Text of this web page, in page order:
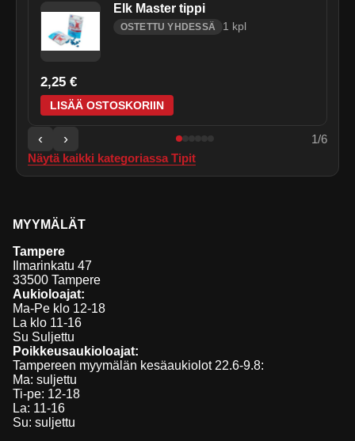
Elk Master tippi
OSTETTU YHDESSÄ 1 kpl
2,25 €
LISÄÄ OSTOSKORIIN
‹ › 1/6
Näytä kaikki kategoriassaTipit
MYYMÄLÄT
Tampere
Ilmarinkatu 47
33500 Tampere
Aukioloajat:
Ma-Pe klo 12-18
La klo 11-16
Su Suljettu
Poikkeusaukioloajat:
Tampereen myymälän kesäaukiolot 22.6-9.8:
Ma: suljettu
Ti-pe: 12-18
La: 11-16
Su: suljettu